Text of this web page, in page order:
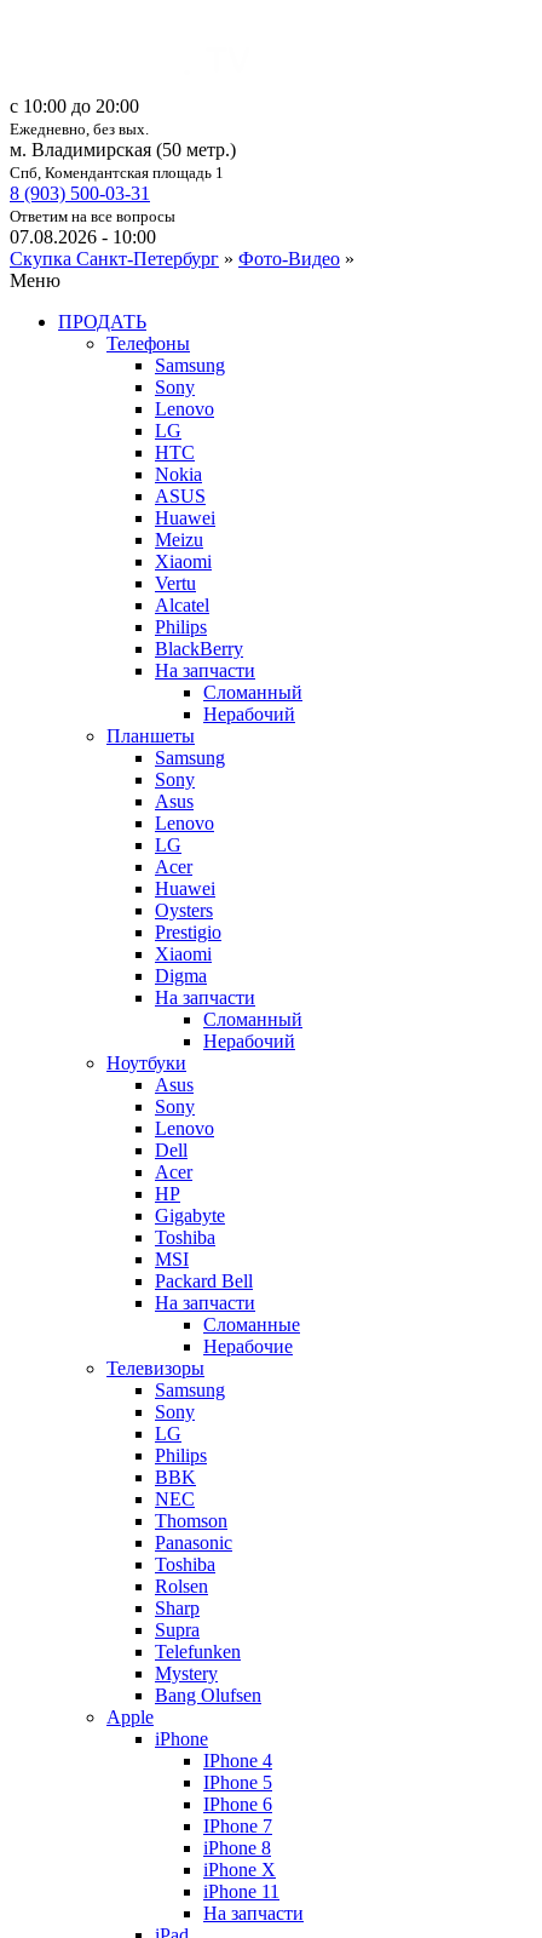
c 10:00 до 20:00
Ежедневно, без вых.
м. Владимирская (50 метр.)
Спб, Комендантская площадь 1
8 (903) 500-03-31
Ответим на все вопросы
07.08.2026 - 10:00
Скупка Санкт-Петербург » Фото-Видео »
Меню
ПРОДАТЬ
Телефоны
Samsung
Sony
Lenovo
LG
HTC
Nokia
ASUS
Huawei
Meizu
Xiaomi
Vertu
Alcatel
Philips
BlackBerry
На запчасти
Сломанный
Нерабочий
Планшеты
Samsung
Sony
Asus
Lenovo
LG
Acer
Huawei
Oysters
Prestigio
Xiaomi
Digma
На запчасти
Сломанный
Нерабочий
Ноутбуки
Asus
Sony
Lenovo
Dell
Acer
HP
Gigabyte
Toshiba
MSI
Packard Bell
На запчасти
Сломанные
Нерабочие
Телевизоры
Samsung
Sony
LG
Philips
BBK
NEC
Thomson
Panasonic
Toshiba
Rolsen
Sharp
Supra
Telefunken
Mystery
Bang Olufsen
Apple
iPhone
IPhone 4
IPhone 5
IPhone 6
IPhone 7
iPhone 8
iPhone X
iPhone 11
На запчасти